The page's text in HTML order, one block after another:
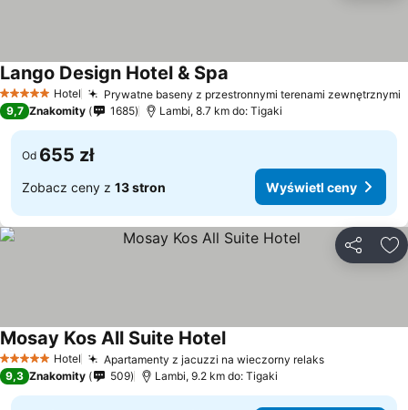
5 KategoriaHotel Prywatne baseny z przestronnymi terenami zewnętrznymi
Lango Design Hotel & Spa
9,7 Znakomity 1685 Lambi, 8.7 km do: Tigaki
Od 655 zł
Zobacz ceny z 13 stron Wyświetl ceny
5 KategoriaHotel Apartamenty z jacuzzi na wieczorny relaks
Mosay Kos All Suite Hotel
9,3 Znakomity 509 Lambi, 9.2 km do: Tigaki